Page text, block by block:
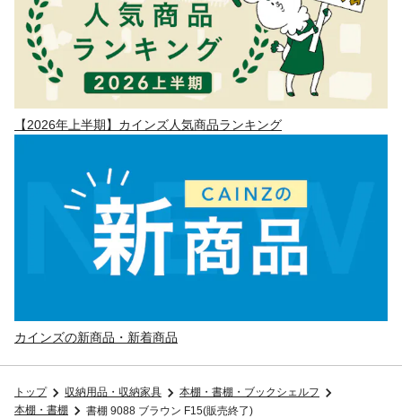
【2026年上半期】カインズ人気商品ランキング
カインズの新商品・新着商品
トップ 収納用品・収納家具
本棚・書棚・ブックシェルフ
本棚・書棚
書棚 9088 ブラウン F15(販売終了)